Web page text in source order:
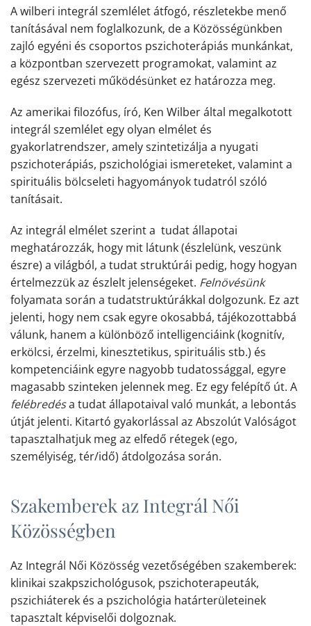
A wilberi integrál szemléletátfogó, részletekbe menő
tanításával nem foglalkozunk, dea Közösségünkben
zajló egyéni és csoportos pszichoterápiás munkánkat,
a központban szervezett programokat, valamint az
egész szervezeti működésünket ez határozza meg.
Az amerikai filozófus, író, Ken Wilberáltal megalkotott
integrál szemlélet egy olyan elmélet és
gyakorlatrendszer, amelyszintetizálja a nyugati
pszichoterápiás, pszichológiai ismereteket, valamint a
spirituális bölcseleti hagyományok tudatról szóló
tanításait.
Az integrál elmélet szerint a tudat állapotai
meghatározzák, hogy mit látunk (észlelünk, veszünk
észre) a világból, a tudat struktúrái pedig, hogy hogyan
értelmezzük az észlelt jelenségeket. Felnövésünk
folyamata során a tudatstruktúrákkal dolgozunk. Ez azt
jelenti, hogy nem csak egyre okosabbá, tájékozottabbá
válunk, hanem a különböző intelligenciáink (kognitív,
erkölcsi, érzelmi, kinesztetikus, spirituális stb.) és
kompetenciáink egyre nagyobb tudatossággal, egyre
magasabb szinteken jelennek meg. Ez egyfelépítő út. A
felébredésa tudat állapotaival való munkát, a lebontás
útját jelenti. Kitartó gyakorlással az Abszolút Valóságot
tapasztalhatjuk meg az elfedő rétegek (ego,
személyiség, tér/idő) átdolgozása során.
Szakemberek az Integrál Női
Közösségben
Az Integrál Női Közösség vezetőségében szakemberek:
klinikai szakpszichológusok, pszichoterapeuták,
pszichiáterek és a pszichológia határterületeinek
tapasztalt képviselői dolgoznak.